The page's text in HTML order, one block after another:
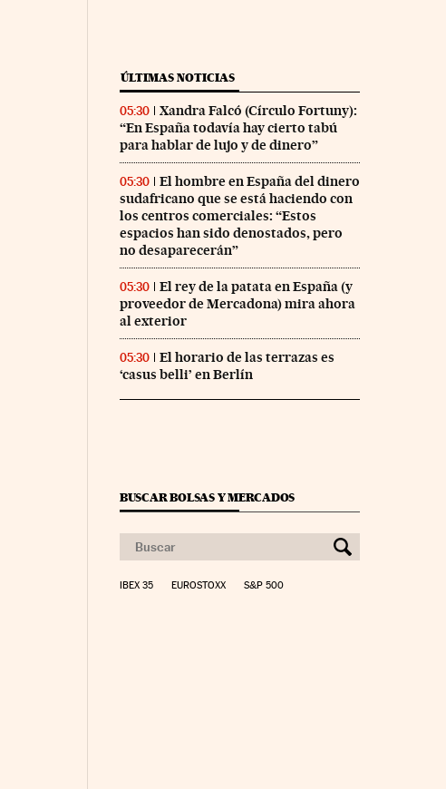
ÚLTIMAS NOTICIAS
05:30
Xandra Falcó (Círculo Fortuny):
“En España todavía hay cierto tabú
para hablar de lujo y de dinero”
05:30
El hombre en España del dinero
sudafricano que se está haciendo con
los centros comerciales: “Estos
espacios han sido denostados, pero
no desaparecerán”
05:30
El rey de la patata en España (y
proveedor de Mercadona) mira ahora
al exterior
05:30
El horario de las terrazas es
‘casus belli’ en Berlín
BUSCAR BOLSAS Y MERCADOS
IBEX 35 EUROSTOXX S&P 500